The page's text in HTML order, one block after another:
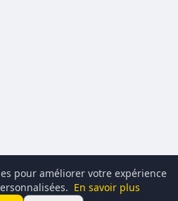
pour améliorer votre expérience
En savoir plus